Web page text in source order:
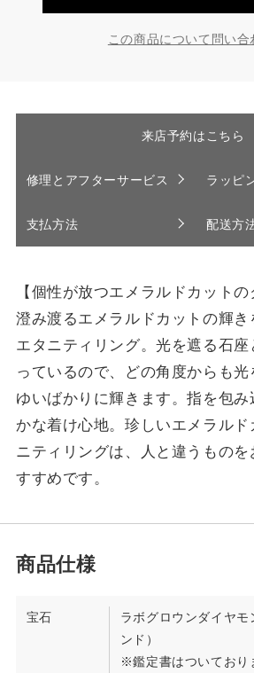
この商品について問い合
来店予約はこちら
修理とアフターサービス ラッピ
支払方法 配送方
【個性が放つエメラルドカットの
澄み渡るエメラルドカットの輝
エタニティリング。光を遮る石
っているので、どの角度からも
ゆいばかりに輝きます。指を包
かな着け心地。珍しいエメラルド
ニティリングは、人と違うもの
すすめです。
宝石
ラボグロウンダイヤ
ンド）
※鑑定書はついており